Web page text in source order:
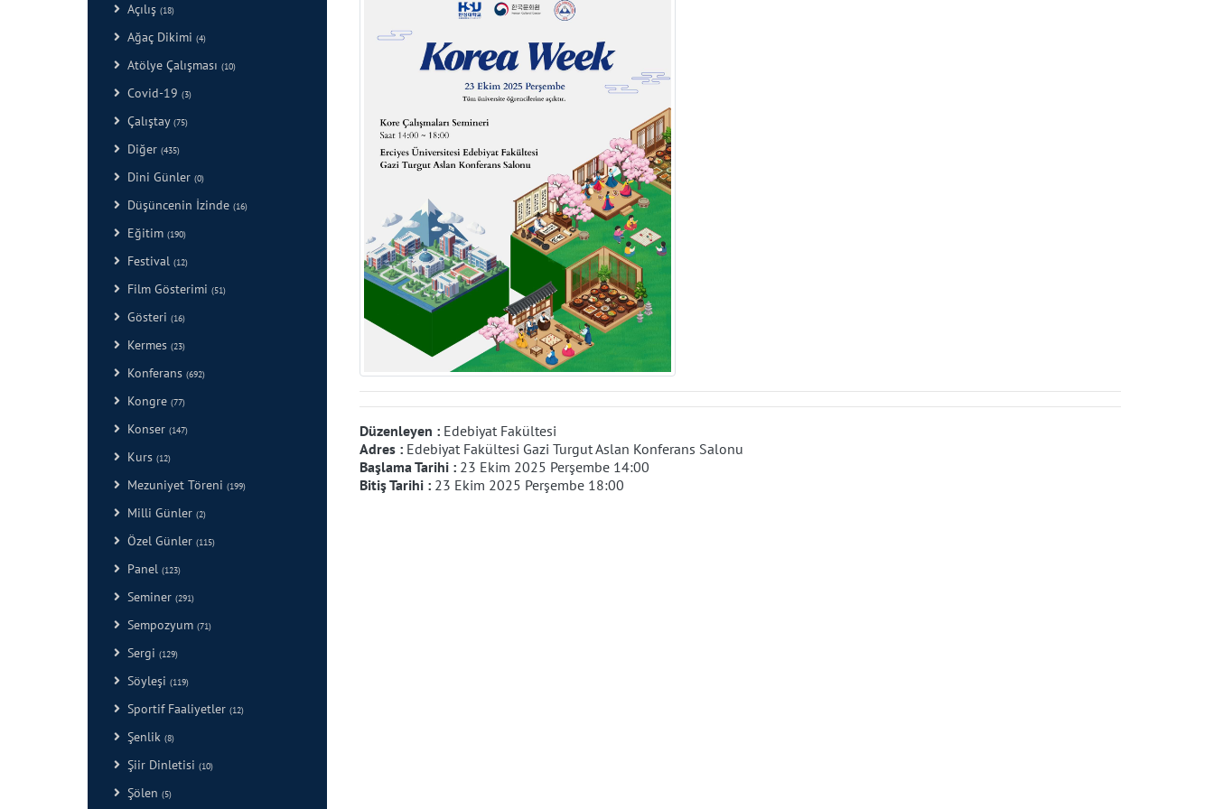
Açılış (18)
Ağaç Dikimi (4)
Atölye Çalışması (10)
Covid-19 (3)
Çalıştay (75)
Diğer (435)
Dini Günler (0)
Düşüncenin İzinde (16)
Eğitim (190)
Festival (12)
Film Gösterimi (51)
Gösteri (16)
Kermes (23)
Konferans (692)
Kongre (77)
Konser (147)
Kurs (12)
Mezuniyet Töreni (199)
Milli Günler (2)
Özel Günler (115)
Panel (123)
Seminer (291)
Sempozyum (71)
Sergi (129)
Söyleşi (119)
Sportif Faaliyetler (12)
Şenlik (8)
Şiir Dinletisi (10)
Şölen (5)
Düzenleyen : Edebiyat Fakültesi
Adres : Edebiyat Fakültesi Gazi Turgut Aslan Konferans Salonu
Başlama Tarihi : 23 Ekim 2025 Perşembe 14:00
Bitiş Tarihi : 23 Ekim 2025 Perşembe 18:00